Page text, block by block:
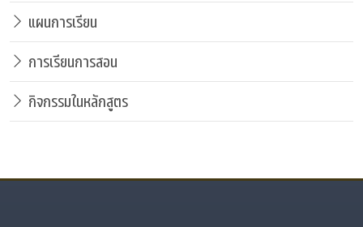
แผนการเรียน
การเรียนการสอน
กิจกรรมในหลักสูตร